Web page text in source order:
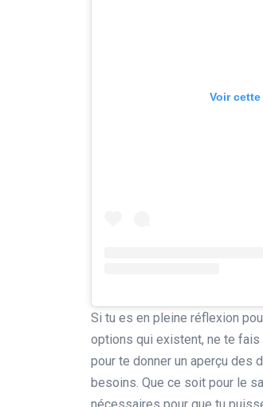
Voir
Si tu es en pleine réflexion
options qui existent, ne te fais
pour te donner un aperçu des
besoins. Que ce soit pour le
nécessaires pour que tu